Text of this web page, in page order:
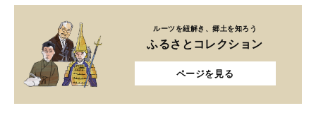
ルーツを紐解き、郷土を知ろう
ふるさとコレクション
ページを見る